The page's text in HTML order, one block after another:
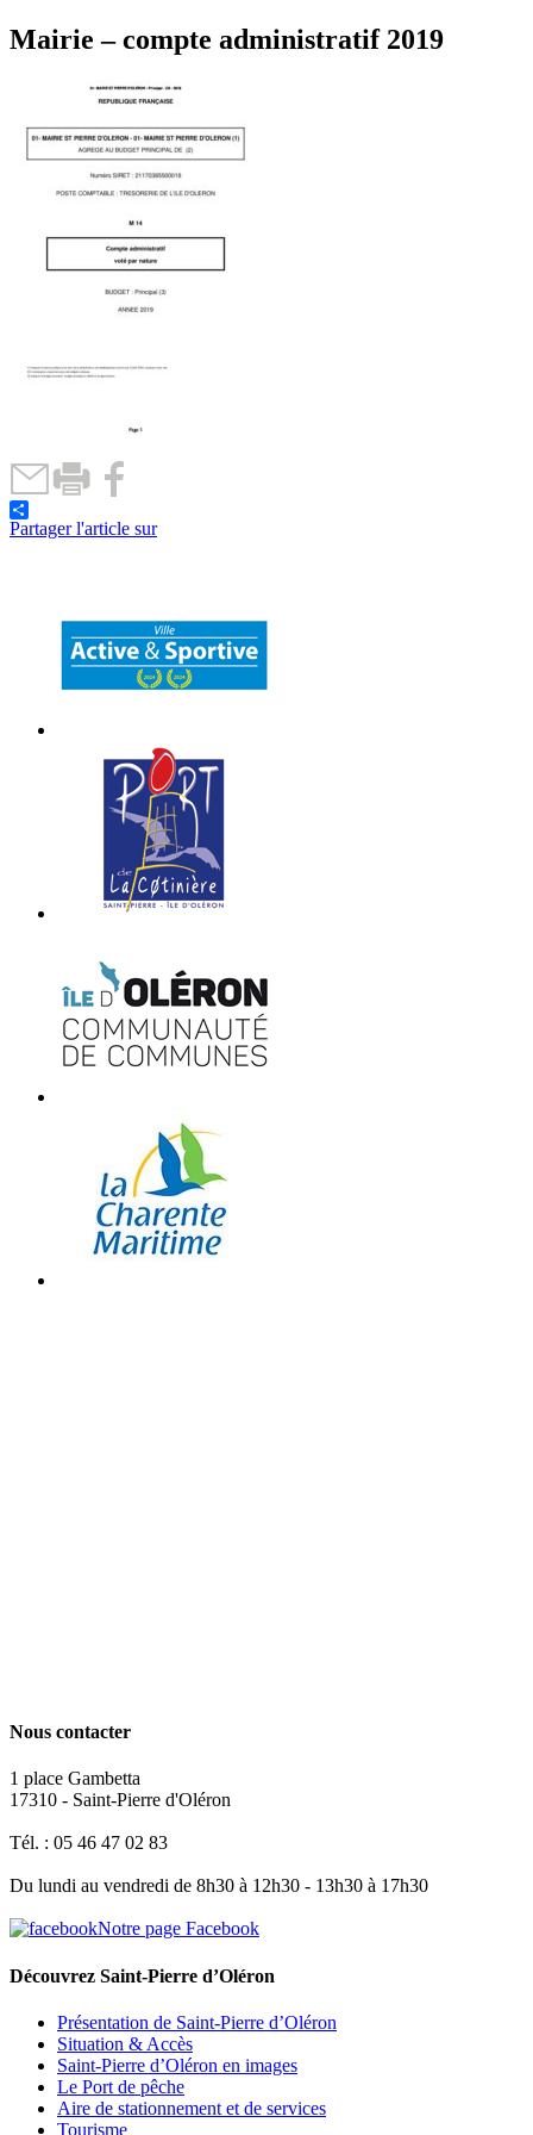
Mairie – compte administratif 2019
Partager l'article sur
Nous contacter
1 place Gambetta
17310 - Saint-Pierre d'Oléron
Tél. : 05 46 47 02 83
Du lundi au vendredi de 8h30 à 12h30 - 13h30 à 17h30
Notre page Facebook
Découvrez Saint-Pierre d’Oléron
Présentation de Saint-Pierre d’Oléron
Situation & Accès
Saint-Pierre d’Oléron en images
Le Port de pêche
Aire de stationnement et de services
Tourisme